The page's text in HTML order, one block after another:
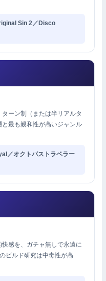
Sin 2／Disco
ーン制（または半リアルタ
最も親和性が高いジャンル
／オクトパストラベラー
快感を、ガチャ無しで永遠に
ビルド研究は中毒性が高